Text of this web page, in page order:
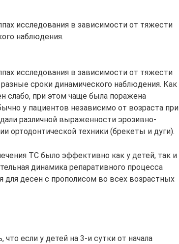
исследования в зависимости от тяжести
наблюдения.
сроки динамического наблюдения. Как
слабо, при этом чаще была поражена
у пациентов независимо от возраста при
различной выраженности эрозивно-
ортодонтической техники (брекеты и дуги).
ТС было эффективно как у детей, так и
динамика репаративного процесса
для десен с прополисом во всех возрастных
если у детей на 3-и сутки от начала